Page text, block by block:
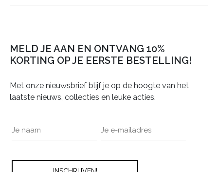
MELD JE AAN EN ONTVANG 10%
KORTING OP JE EERSTE BESTELLING!
Met onze nieuwsbrief blijf je op de hoogte van het
laatste nieuws, collecties en leuke acties.